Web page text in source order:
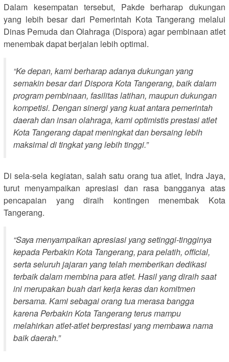
Dalam kesempatan tersebut, Pakde berharap dukungan
yang lebih besar dari Pemerintah Kota Tangerang melalui
Dinas Pemuda dan Olahraga (Dispora) agar pembinaan atlet
menembak dapat berjalan lebih optimal.
“Ke depan, kami berharap adanya dukungan yang
semakin besar dari Dispora Kota Tangerang, baik dalam
program pembinaan, fasilitas latihan, maupun dukungan
kompetisi. Dengan sinergi yang kuat antara pemerintah
daerah dan insan olahraga, kami optimistis prestasi atlet
Kota Tangerang dapat meningkat dan bersaing lebih
maksimal di tingkat yang lebih tinggi.”
Di sela-sela kegiatan, salah satu orang tua atlet, Indra Jaya,
turut menyampaikan apresiasi dan rasa bangganya atas
pencapaian yang diraih kontingen menembak Kota
Tangerang.
“Saya menyampaikan apresiasi yang setinggi-tingginya
kepada Perbakin Kota Tangerang, para pelatih, official,
serta seluruh jajaran yang telah memberikan dedikasi
terbaik dalam membina para atlet. Hasil yang diraih saat
ini merupakan buah dari kerja keras dan komitmen
bersama. Kami sebagai orang tua merasa bangga
karena Perbakin Kota Tangerang terus mampu
melahirkan atlet-atlet berprestasi yang membawa nama
baik daerah.”